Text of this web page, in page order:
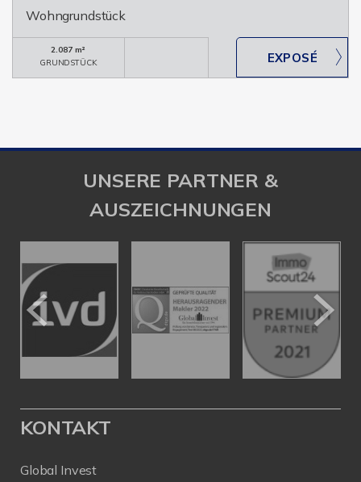
Wohngrundstück
2.087 m²
GRUNDSTÜCK
UNSERE PARTNER &
AUSZEICHNUNGEN
KONTAKT
Global Invest